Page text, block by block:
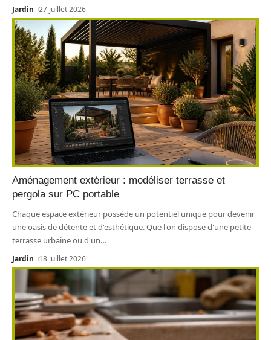
Jardin 27 juillet 2026
Aménagement extérieur : modéliser terrasse et
pergola sur PC portable
Chaque espace extérieur possède un potentiel unique pour devenir
une oasis de détente et d'esthétique. Que l'on dispose d'une petite
terrasse urbaine ou d'un…
Jardin 18 juillet 2026